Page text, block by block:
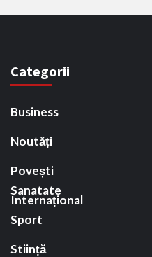
Categorii
Business
Noutăți
Povești
Internațional
Sanatate
Sport
Stiință